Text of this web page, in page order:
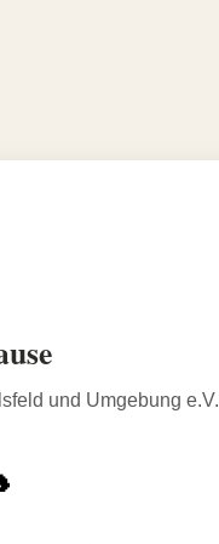
und Umgebung e.V.